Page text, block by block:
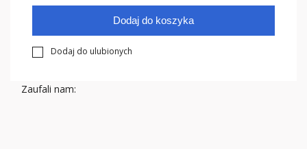
Dodaj do koszyka
Dodaj do ulubionych
Zaufali nam: